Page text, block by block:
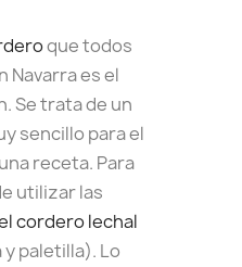
que todos
Navarra es el
Se trata de un
sencillo para el
receta. Para
utilizar las
cordero lechal
paletilla). Lo